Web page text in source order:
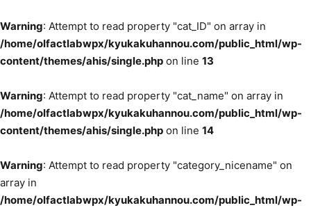
Warning: Attempt to read property "cat_ID" on array in
/home/olfactlabwpx/kyukakuhannou.com/public_html/wp-
content/themes/ahis/single.php on line 13
Warning: Attempt to read property "cat_name" on array in
/home/olfactlabwpx/kyukakuhannou.com/public_html/wp-
content/themes/ahis/single.php on line 14
Warning: Attempt to read property "category_nicename" on
array in
/home/olfactlabwpx/kyukakuhannou.com/public_html/wp-